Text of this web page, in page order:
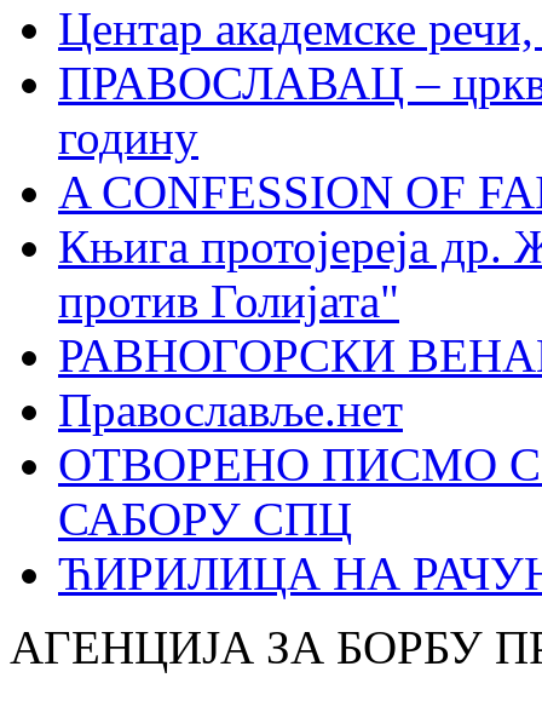
Центар академске
ПРАВОСЛАВАЦ –
годину
A CONFESSION OF
Књига протојереја др.
против Голијата"
РАВНОГОРСКИ
Православље.нет
ОТВОРЕНО ПИСМО
САБОРУ СПЦ
ЋИРИЛИЦА НА
АГЕНЦИЈА ЗА БОРБУ